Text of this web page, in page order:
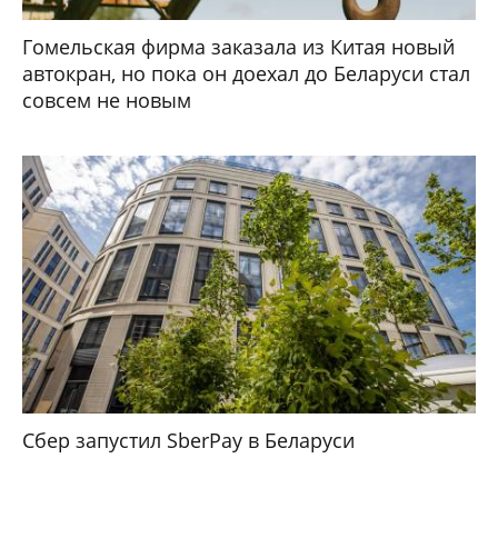
Гомельская фирма заказала из Китая новый
автокран, но пока он доехал до Беларуси стал
совсем не новым
Сбер запустил SberPay в Беларуси